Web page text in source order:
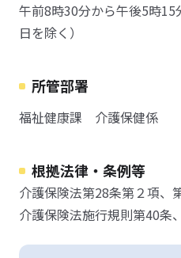
午前8時30分から午後5時
日を除く）
所管部署
福祉健康課 介護保健係
根拠法律・条例等
介護保険法第28条第２項、
介護保険法施行規則第40条